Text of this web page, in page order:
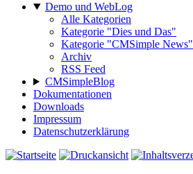
Demo und WebLog
Alle Kategorien
Kategorie "Dies und Das"
Kategorie "CMSimple News"
Archiv
RSS Feed
CMSimpleBlog
Dokumentationen
Downloads
Impressum
Datenschutzerklärung